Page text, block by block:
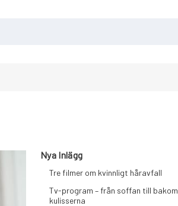
Nya Inlägg
Tre filmer om kvinnligt håravfall
Tv-program – från soffan till bakom
kulisserna